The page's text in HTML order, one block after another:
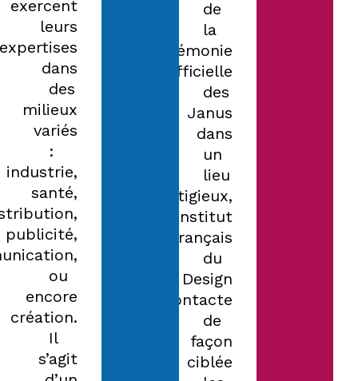
de
la
cérémonie
officielle
des
Janus
dans
un
lieu
prestigieux,
l’Institut
Français
du
Design
contacte
de
façon
ciblée
exercent
leurs
expertises
dans
des
milieux
variés
:
industrie,
santé,
publicité,
ou
encore
création.
Il
s’agit